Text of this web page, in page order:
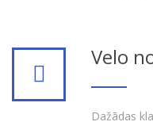
Velo
Dažādas